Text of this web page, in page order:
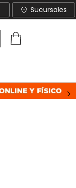
Sucursales